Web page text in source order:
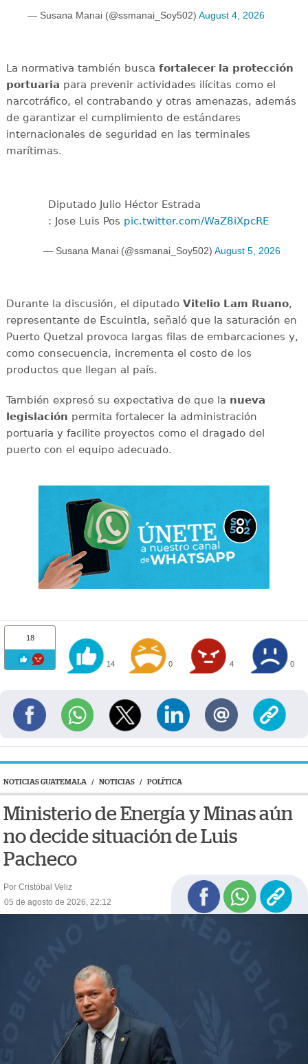
— Susana Manai (@ssmanai_Soy502) August 4, 2026
La normativa también busca fortalecer la protección
portuaria para prevenir actividades ilícitas como el
narcotráfico, el contrabando y otras amenazas, además
de garantizar el cumplimiento de estándares
internacionales de seguridad en las terminales
marítimas.
Diputado Julio Héctor Estrada
: Jose Luis Pos pic.twitter.com/WaZ8iXpcRE
— Susana Manai (@ssmanai_Soy502) August 5, 2026
Durante la discusión, el diputado Vitelio Lam Ruano,
representante de Escuintla, señaló que la saturación en
Puerto Quetzal provoca largas filas de embarcaciones y,
como consecuencia, incrementa el costo de los
productos que llegan al país.
También expresó su expectativa de que la nueva
legislación permita fortalecer la administración
portuaria y facilite proyectos como el dragado del
puerto con el equipo adecuado.
18
14 0 4 0
NOTICIAS GUATEMALA / NOTICIAS / POLÍTICA
Ministerio de Energía y Minas aún
no decide situación de Luis
Pacheco
Por Cristóbal Veliz
05 de agosto de 2026, 22:12